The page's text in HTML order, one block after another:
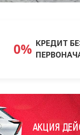
КРЕДИТ
АКЦИЯ